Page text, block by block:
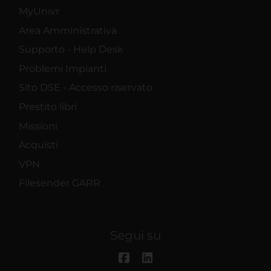
MyUnivr
Area Amministrativa
Supporto - Help Desk
Problemi Impianti
Sito DSE - Accesso riservato
Prestito libri
Missioni
Acquisti
VPN
Filesender GARR
Segui su